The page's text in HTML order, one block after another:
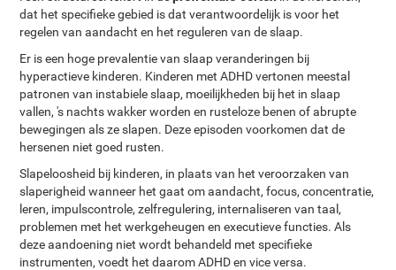
dat het specifieke gebied is dat verantwoordelijk is voor het
regelen van aandacht en het reguleren van de slaap.
Er is een hoge prevalentie van slaap veranderingen bij
hyperactieve kinderen. Kinderen met ADHD vertonen meestal
patronen van instabiele slaap, moeilijkheden bij het in slaap
vallen, 's nachts wakker worden en rusteloze benen of abrupte
bewegingen als ze slapen. Deze episoden voorkomen dat de
hersenen niet goed rusten.
Slapeloosheid bij kinderen, in plaats van het veroorzaken van
slaperigheid wanneer het gaat om aandacht, focus, concentratie,
leren, impulscontrole, zelfregulering, internaliseren van taal,
problemen met het werkgeheugen en executieve functies. Als
deze aandoening niet wordt behandeld met specifieke
instrumenten, voedt het daarom ADHD en vice versa.